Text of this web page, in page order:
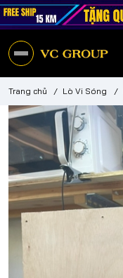
Trang chủ / Lò Vi Sóng /